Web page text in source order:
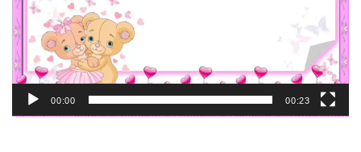
00:00 00:23